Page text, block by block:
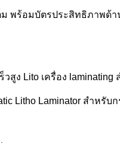
ม พร้อมบัตรประสิทธิภาพด้
สูง Lito เครื่อง laminating
Litho Laminator สําหรั